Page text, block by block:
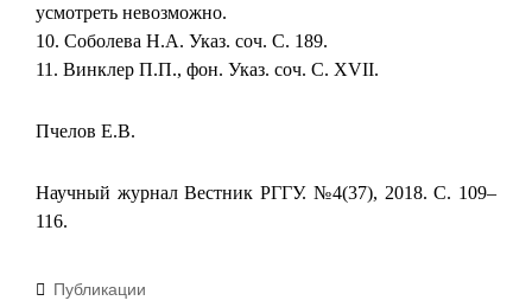
усмотреть невозможно.
10. Соболева Н.А. Указ. соч. С. 189.
11. Винклер П.П., фон. Указ. соч. С. XVII.
Пчелов Е.В.
Научный журнал Вестник РГГУ. №4(37), 2018. С. 109–
116.
Рубрики
Публикации